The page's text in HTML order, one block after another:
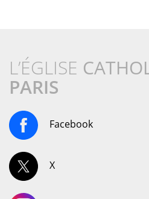
L’ÉGLISE
PARIS
Facebook
X